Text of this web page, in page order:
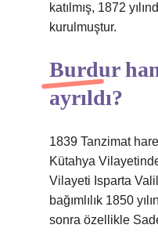
katılmış, 1872
kurulmuştur.
Burdur
ayrıldı?
1839 Tanzimat
Kütahya
Vilayeti Isparta
bağımlılık 1850
sonra özellikle